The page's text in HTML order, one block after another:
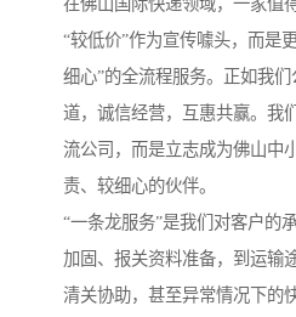
“较低价”作为宣传噱头，而是
细心”的全流程服务。正如我
道，诚信经营，互惠共赢。我
流公司，而是立志成为佛山中
责、较细心的伙伴。
“一条龙服务”是我们对客户的
加固、报关资料准备，到运输
清关协助，甚至异常情况下的